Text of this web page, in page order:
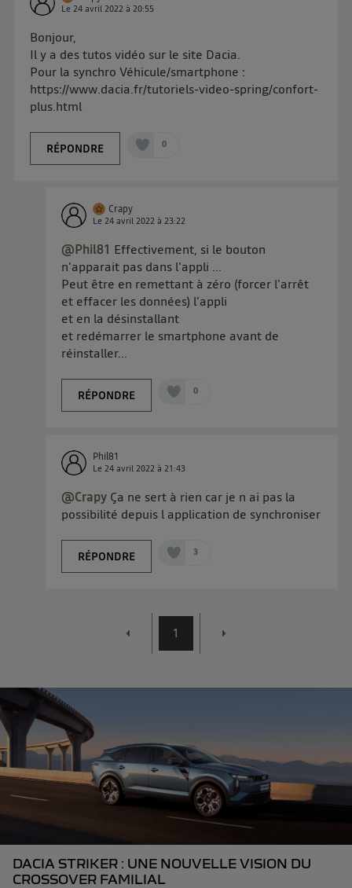
Le24 avril 2022 à20:55
Bonjour,
Il y a des tutos vidéo sur le site Dacia.
Pour la synchro Véhicule/smartphone :
https://www.dacia.fr/tutoriels-video-spring/confort-
plus.html
RÉPONDRE 0
Crapy
Le24 avril 2022 à23:22
@Phil81 Effectivement, si le bouton
n'apparait pas dans l'appli ...
Peut être en remettant à zéro (forcer l'arrêt
et effacer les données) l'appli
et en la désinstallant
et redémarrer le smartphone avant de
réinstaller...
RÉPONDRE 0
Phil81
Le24 avril 2022 à21:43
@Crapy Ça ne sert à rien car je n ai pas la
possibilité depuis l application de synchroniser
RÉPONDRE 3
1
DACIA STRIKER : UNE NOUVELLE VISION DU
CROSSOVER FAMILIAL